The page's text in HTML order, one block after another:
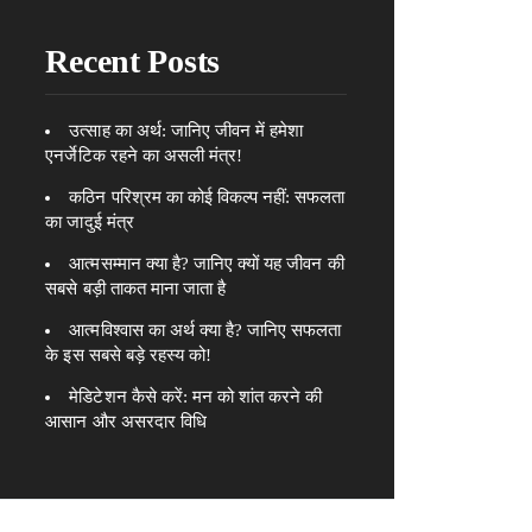
Recent Posts
उत्साह का अर्थ: जानिए जीवन में हमेशा
एनर्जेटिक रहने का असली मंत्र!
कठिन परिश्रम का कोई विकल्प नहीं: सफलता
का जादुई मंत्र
आत्मसम्मान क्या है? जानिए क्यों यह जीवन की
सबसे बड़ी ताकत माना जाता है
आत्मविश्वास का अर्थ क्या है? जानिए सफलता
के इस सबसे बड़े रहस्य को!
मेडिटेशन कैसे करें: मन को शांत करने की
आसान और असरदार विधि